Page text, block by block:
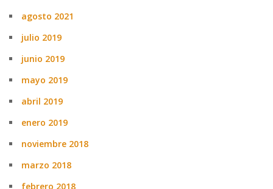
agosto 2021
julio 2019
junio 2019
mayo 2019
abril 2019
enero 2019
noviembre 2018
marzo 2018
febrero 2018